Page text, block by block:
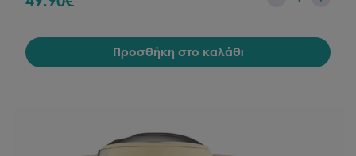
Προσθήκη στο καλάθι